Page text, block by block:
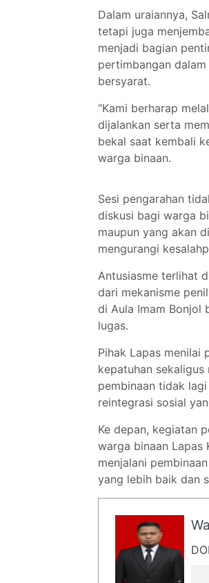
Dalam uraiannya,
tetapi juga
menjadi bagian
pertimbangan
bersyarat.
“Kami berharap
dijalankan serta
bekal saat kembali
warga binaan.
Sesi pengarahan
diskusi bagi warga
maupun yang akan
mengurangi
Antusiasme terlihat
dari mekanisme
di Aula Imam Bonjol
lugas.
Pihak Lapas menilai
kepatuhan
pembinaan tidak
reintegrasi sosial
Ke depan, kegiatan
warga binaan Lapas
menjalani
yang lebih baik dan